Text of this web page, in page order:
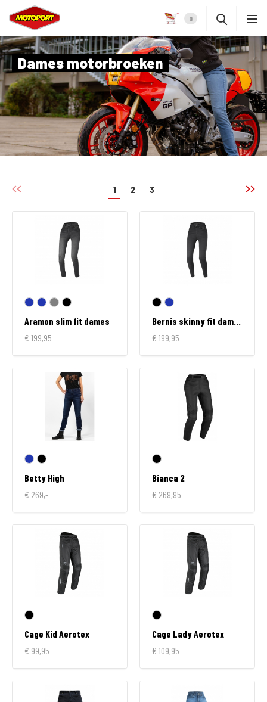
0
Dames motorbroeken
1 2 3
Aramon slim fit dames
€ 199,95
€ 199,95
Betty High
€ 269,-
Bianca 2
€ 269,95
Cage Kid Aerotex
€ 99,95
Cage Lady Aerotex
€ 109,95